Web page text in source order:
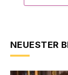
NEUESTER